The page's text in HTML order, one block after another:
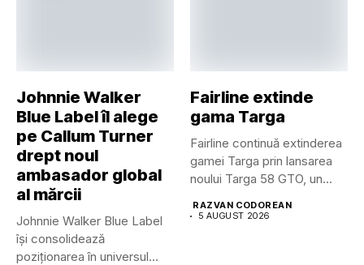
Johnnie Walker
Blue Label îl alege
pe Callum Turner
drept noul
ambasador global
al mărcii
Johnnie Walker Blue Label
își consolidează
poziționarea în universul
Fairline extinde
gama Targa
Fairline continuă extinderea
gamei Targa prin lansarea
noului Targa 58 GTO, un...
RAZVAN CODOREAN
5 AUGUST 2026